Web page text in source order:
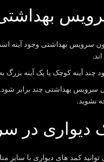
سرویس بهداشتی وجود آینه
چند آینه کوچک یا یک آینه
سرویس بهداشتی چند برابر
نشوید.
کمد های دیواری با سایز